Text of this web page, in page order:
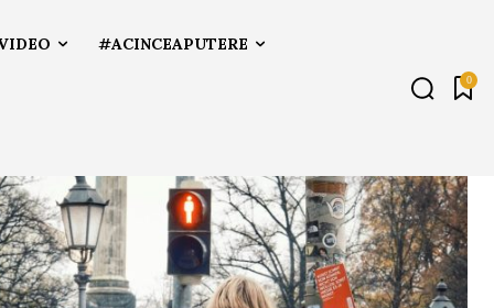
#ACINCEAPUTERE
0